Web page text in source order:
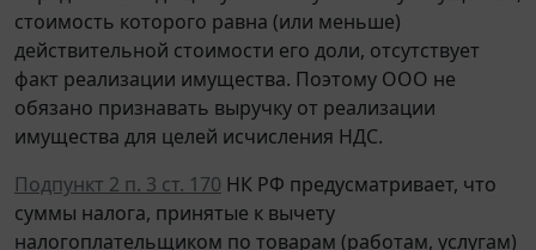
стоимость которого равна (или меньше)
действительной стоимости его доли, отсутствует
факт реализации имущества. Поэтому ООО не
обязано признавать выручку от реализации
имущества для целей исчисления НДС.
Подпункт 2 п. 3 ст. 170 НК РФ предусматривает, что
суммы налога, принятые к вычету
налогоплательщиком по товарам (работам, услугам)